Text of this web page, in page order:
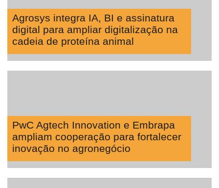
Agrosys integra IA, BI e assinatura
digital para ampliar digitalização na
cadeia de proteína animal
PwC Agtech Innovation e Embrapa
ampliam cooperação para fortalecer
inovação no agronegócio